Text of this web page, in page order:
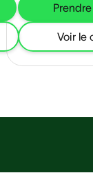
Voir le